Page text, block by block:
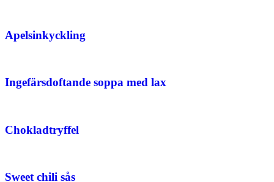
Apelsinkyckling
Ingefärsdoftande soppa med lax
Chokladtryffel
Sweet chili sås